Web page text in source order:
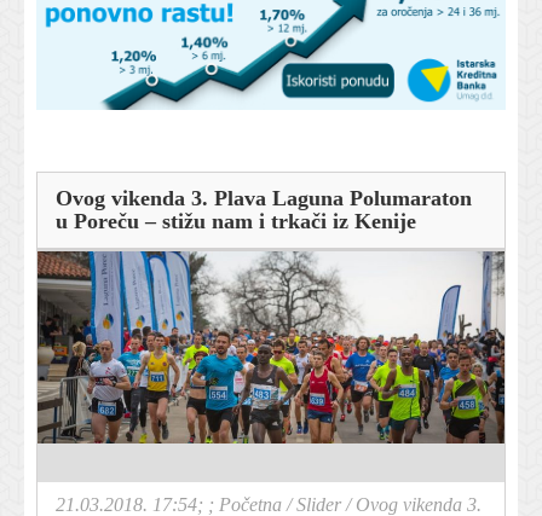
Ovog vikenda 3. Plava Laguna Polumaraton
u Poreču – stižu nam i trkači iz Kenije
21.03.2018. 17:54; ; Početna /Slider /Ovog vikenda 3.